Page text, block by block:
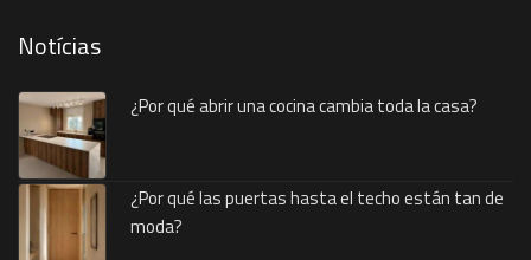
Notícias
¿Por qué abrir una cocina cambia toda la casa?
¿Por qué las puertas hasta el techo están tan de
moda?